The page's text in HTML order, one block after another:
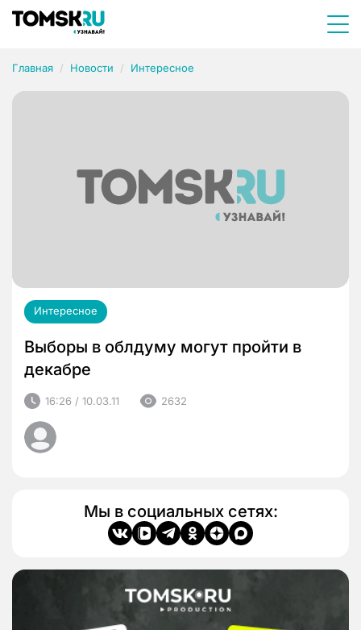
Главная Новости Интересное
Интересное
Выборы в облдуму могут пройти в
декабре
16:26 / 10.03.11 2632
Мы в социальных сетях: